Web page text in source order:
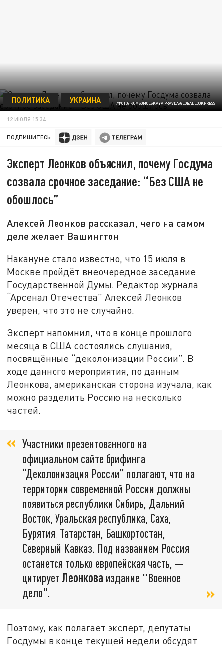
/ФОТО: KOMSOMOLSKAYA PRAVDA/GLOBALLOOKPRESS
ПОЛИТИКА УКРАИНА
12 ИЮЛЯ 15:34
ПОДПИШИТЕСЬ:
Эксперт Леонков объяснил, почему Госдума
созвала срочное заседание: “Без США не
обошлось”
Алексей Леонков рассказал, чего на самом
деле желает Вашингтон
Накануне стало известно, что 15 июля в
Москве пройдёт внеочередное заседание
Государственной Думы. Редактор журнала
“Арсенал Отечества” Алексей Леонков
уверен, что это не случайно.
Эксперт напомнил, что в конце прошлого
месяца в США состоялись слушания,
посвящённые “деколонизации России”. В
ходе данного мероприятия, по данным
Леонкова, американская сторона изучала, как
можно разделить Россию на несколько
частей.
Участники презентованного на
официальном сайте брифинга
“Деколонизация России” полагают, что на
территории современной России должны
появиться республики Сибирь, Дальний
Восток, Уральская республика, Саха,
Бурятия, Татарстан, Башкортостан,
Северный Кавказ. Под названием Россия
останется только европейская часть, —
цитирует Леонкова издание "Военное
дело".
Поэтому, как полагает эксперт, депутаты
Госдумы в конце текущей недели обсудят